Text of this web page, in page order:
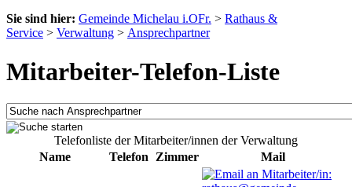
Sie sind hier: Gemeinde Michelau i.OFr. > Rathaus &
Service > Verwaltung > Ansprechpartner
Mitarbeiter-Telefon-Liste
Telefonliste der Mitarbeiter/innen der Verwaltung
Name
Telefon Zimmer Mail